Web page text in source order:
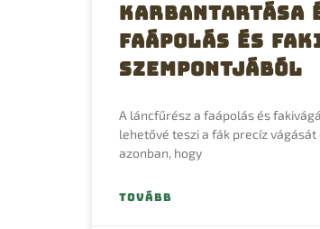
Karbantartása
faápolás és
szempontjából
A láncfűrész a faápolás és
lehetővé teszi a fák precíz
azonban, hogy
TOVÁBB